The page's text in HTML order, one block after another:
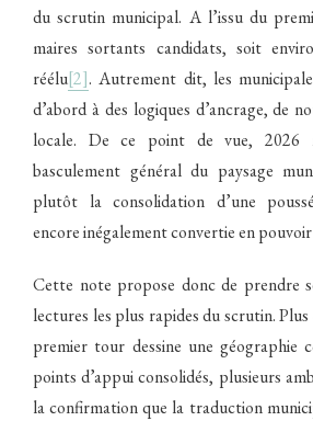
du scrutin municipal. A l’issu du
maires sortants candidats, soit
réélu[2]. Autrement dit, les
d’abord à des logiques d’ancrage, de
locale. De ce point de vue, 2026
basculement général du paysage
plutôt la consolidation d’une
encore inégalement convertie en
Cette note propose donc de prendre
lectures les plus rapides du scrutin.
premier tour dessine une géographie
points d’appui consolidés, plusieurs
la confirmation que la traduction